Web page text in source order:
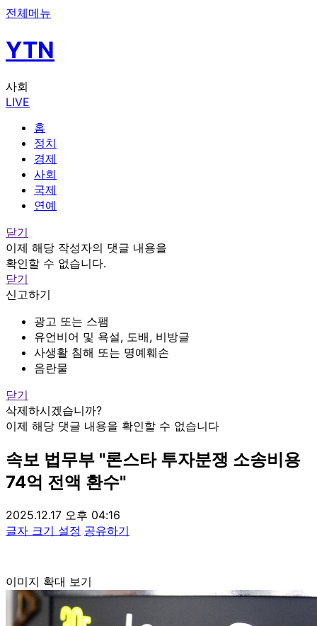
전체메뉴
YTN
사회
LIVE
홈
정치
경제
사회
국제
연예
닫기
이제 해당 작성자의 댓글 내용을
확인할 수 없습니다.
닫기
신고하기
광고 또는 스팸
유언비어 및 욕설, 도배, 비방글
사생활 침해 또는 명예훼손
음란물
닫기
삭제하시겠습니까?
이제 해당 댓글 내용을 확인할 수 없습니다
속보 법무부 "론스타 투자분쟁 소송비용
74억 전액 환수"
2025.12.17 오후 04:16
글자 크기 설정 공유하기
이미지 확대 보기